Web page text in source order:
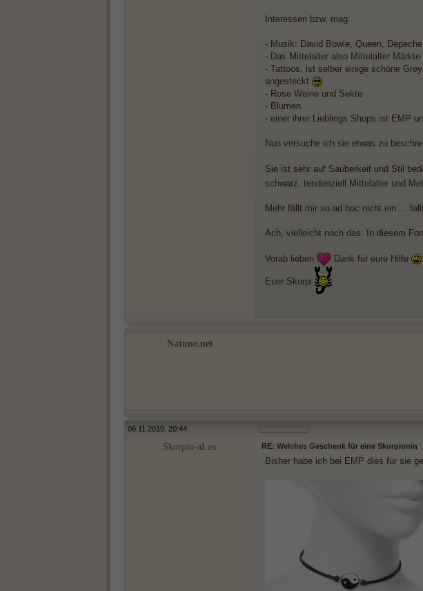
Interessen bzw. mag:
- Musik: David Bowie, Queen,
- Das Mittelalter also Mittelalter
- Tattoos, ist selber einige schöne
angesteckt
- Rose Weine und Sekte
- Blumen
- einer ihrer Lieblings Shops ist EMP
Nun versuche ich sie etwas zu
Sie ist sehr auf Sauberkeit und Stil
schwarz, tendenziell Mittelalter und
Mehr fällt mir so ad hoc nicht ein ...
Ach, vielleicht noch das: In diesem
Vorab lieben Dank für eure Hilfe
Euer Skorpi
Natune.net
06.11.2019, 20:44
Skorpio-aLex RE: Welches Geschenk für eine Skorpionin
Bisher habe ich bei EMP dies für sie